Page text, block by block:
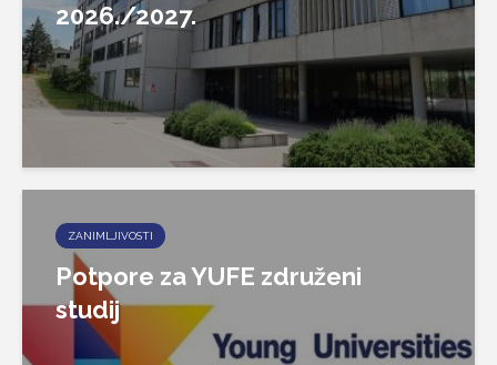
2026./2027.
ZANIMLJIVOSTI
Potpore za YUFE združeni
studij